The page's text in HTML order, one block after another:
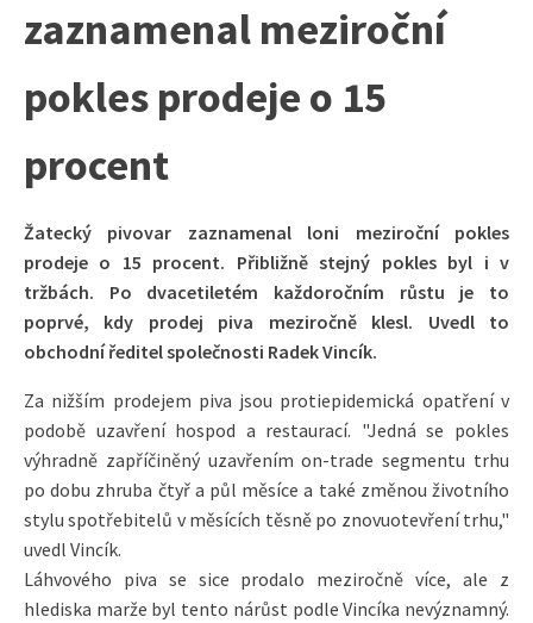
zaznamenal meziroční
pokles prodeje o 15
procent
Žatecký pivovar zaznamenal loni meziroční pokles
prodeje o 15 procent. Přibližně stejný pokles byl i v
tržbách. Po dvacetiletém každoročním růstu je to
poprvé, kdy prodej piva meziročně klesl. Uvedl to
obchodní ředitel společnosti Radek Vincík.
Za nižším prodejem piva jsou protiepidemická opatření v
podobě uzavření hospod a restaurací. "Jedná se pokles
výhradně zapříčiněný uzavřením on-trade segmentu trhu
po dobu zhruba čtyř a půl měsíce a také změnou životního
stylu spotřebitelů v měsících těsně po znovuotevření trhu,"
uvedl Vincík.
Láhvového piva se sice prodalo meziročně více, ale z
hlediska marže byl tento nárůst podle Vincíka nevýznamný.